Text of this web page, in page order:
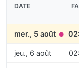
DATE
mer., 5 août ●
jeu., 6 août